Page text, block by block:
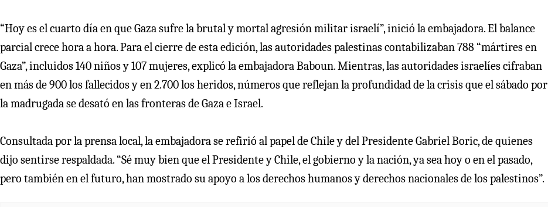
“Hoy es el cuarto día en que Gaza sufre la brutal y mortal agresión militar israelí”, inició la embajadora. El balance
parcial crece hora a hora. Para el cierre de esta edición, las autoridades palestinas contabilizaban 788 “mártires en
Gaza”, incluidos 140 niños y 107 mujeres, explicó la embajadora Baboun. Mientras, las autoridades israelíes cifraban
en más de 900 los fallecidos y en 2.700 los heridos, números que reflejan la profundidad de la crisis que el sábado por
la madrugada se desató en las fronteras de Gaza e Israel.
Consultada por la prensa local, la embajadora se refirió al papel de Chile y del Presidente Gabriel Boric, de quienes
dijo sentirse respaldada. “Sé muy bien que el Presidente y Chile, el gobierno y la nación, ya sea hoy o en el pasado,
pero también en el futuro, han mostrado su apoyo a los derechos humanos y derechos nacionales de los palestinos”.